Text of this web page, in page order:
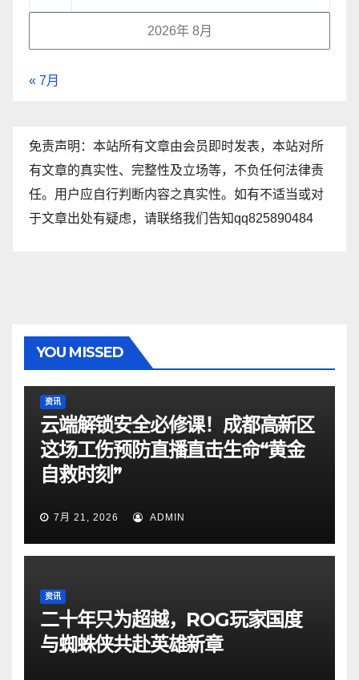
2026年 8月
« 7月
免责声明：本站所有文章由会员即时发表，本站对所
有文章的真实性、完整性及立场等，不负任何法律责
任。用户应自行判断内容之真实性。如有不适当或对
于文章出处有疑虑，请联络我们告知qq825890484
YOU MISSED
资讯
云端解锁安全必修课！成都高新区
这场工伤预防直播直击生命“黄金
自救时刻”
7月 21, 2026 ADMIN
资讯
二十年只为超越，ROG玩家国度
与蜘蛛侠共赴英雄新章